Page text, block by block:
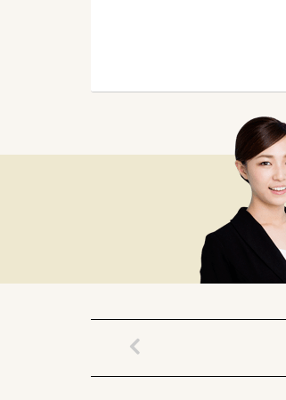
■産休・育休
■直近3年間
＜教育体制に
■eラーニン
＜働きやすい
■エリアマネ
■【準社員制
■OTC社員割
■社内交流イ